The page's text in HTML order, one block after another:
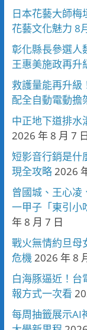
日本花藝大師
花藝文化魅力 8
彰化縣長參選
王惠美施政再升
救護量能再升
配全自動電動擔
中正地下道排水
2026 年 8 月 7
短影音行銷是什
現全攻略 2026
曾國城、王心凌
一甲子「東引小
年 8 月 7 日
戰火無情約旦
危機 2026 年 8
白海豚逼近！
報方式一次看
每周抽籤展示